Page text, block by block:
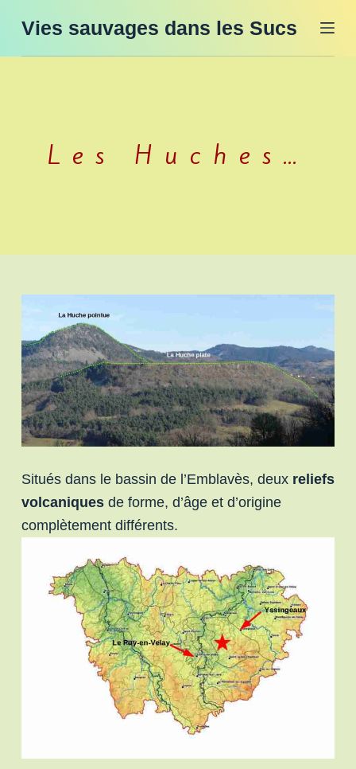
P
e
u
Vies sauvages dans les Sucs
Les Huches…
Situés dans le bassin de l’Emblavès, deux reliefs
volcaniquesde forme, d’âge et d’origine
complètement différents.